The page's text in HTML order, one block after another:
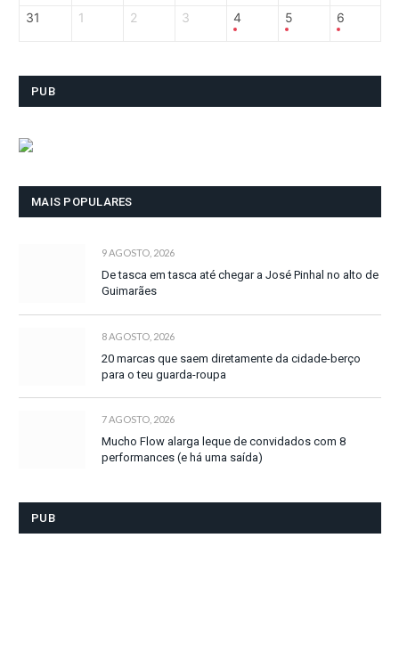
31 1 2 3 4 5 6
PUB
MAIS POPULARES
9 AGOSTO, 2026
De tasca em tasca até chegar a José Pinhal no alto de
Guimarães
8 AGOSTO, 2026
20 marcas que saem diretamente da cidade-berço
para o teu guarda-roupa
7 AGOSTO, 2026
Mucho Flow alarga leque de convidados com 8
performances (e há uma saída)
PUB